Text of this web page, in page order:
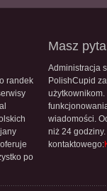
randek
po
Masz
Administracja
PolishCupid
użytkownikom.
wiadomości.
niż 24
kontaktowego: